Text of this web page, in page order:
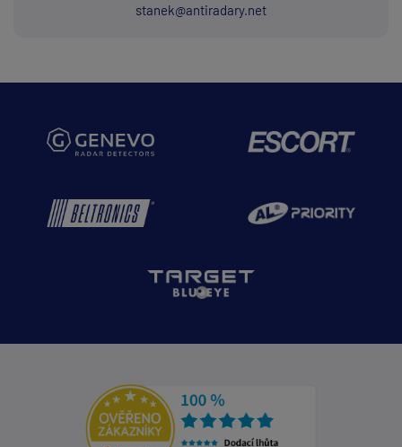
stanek@antiradary.net